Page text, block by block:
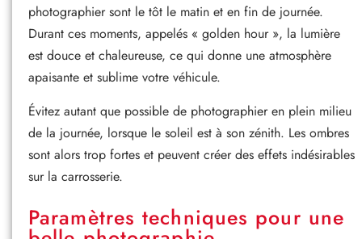
photographier sont le tôt le matin et en fin de journée.
Durant ces moments, appelés « golden hour », la lumière
est douce et chaleureuse, ce qui donne une atmosphère
apaisante et sublime votre véhicule.
Évitez autant que possible de photographier en plein milieu
de la journée, lorsque le soleil est à son zénith. Les ombres
sont alors trop fortes et peuvent créer des effets indésirables
sur la carrosserie.
Paramètres techniques pour une